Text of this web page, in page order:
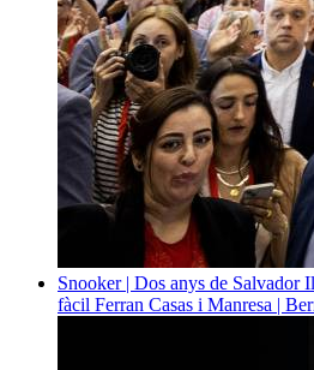
Snooker | Dos anys de Salvador
fàcil Ferran Casas i Manresa |